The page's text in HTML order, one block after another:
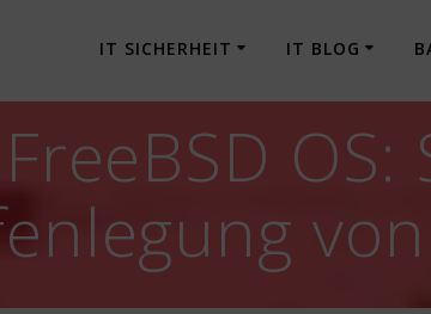
IT SICHERHEIT IT BLOG
OS: